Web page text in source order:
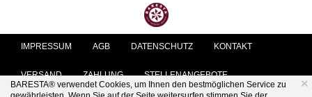
BARESTA® verwendet Cookies, um Ihnen den bestmöglichen Service zu
×
IMPRESSUM AGB DATENSCHUTZ KONTAKT
VERSAND ZAHLUNG STELLENANGEBOTE